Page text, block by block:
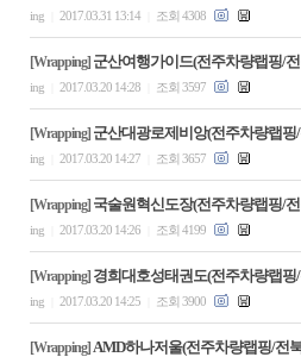
ing 2017.03.31 13:14 조회 4308
[Wrapping] 군산여행가이드(전주차량랩핑/
ing 2017.03.20 14:28 조회 3597
[Wrapping] 군산대광로제비앙(전주차량랩
ing 2017.03.20 14:27 조회 3657
[Wrapping] 국술원혁신도장(전주차량랩핑/
ing 2017.03.20 14:26 조회 4199
[Wrapping] 경희대호성태권도(전주차량랩
ing 2017.03.20 14:25 조회 3900
[Wrapping] AMD하나저울(전주차량랩핑/전